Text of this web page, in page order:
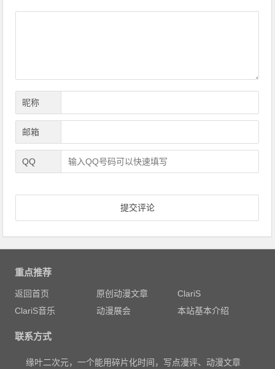
昵称
邮箱
QQ
重点推荐
返回首页 原创动漫文章
ClariS
ClariS音乐
动漫展会 本站基本介绍
联系方式
缘叶二次元，一个能用碎片化时间，写点漫评、动漫文章